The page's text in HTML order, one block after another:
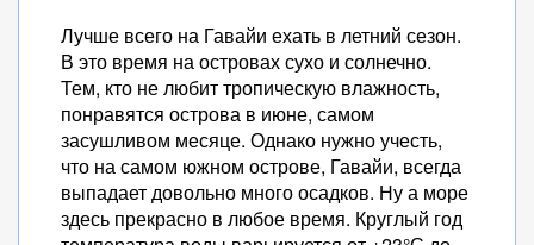
Лучше всего на Гавайи ехать в летний сезон.
В это время на островах сухо и солнечно.
Тем, кто не любит тропическую влажность,
понравятся острова в июне, самом
засушливом месяце. Однако нужно учесть,
что на самом южном острове, Гавайи, всегда
выпадает довольно много осадков. Ну а море
здесь прекрасно в любое время. Круглый год